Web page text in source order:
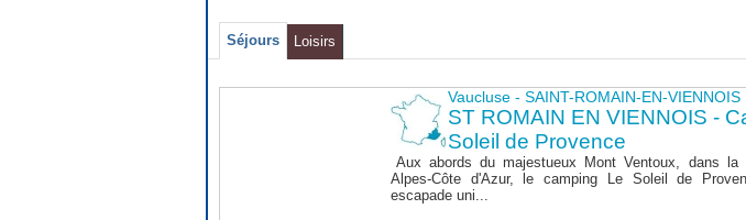
Séjours Loisirs
Vaucluse - SAINT-ROMAIN-EN-VIENNOIS
ST ROMAIN EN VIENNOIS -
Soleil de Provence
Aux abords du majestueux Mont Ventoux, dans la
Alpes-Côte d'Azur, le camping Le Soleil de
escapade uni...